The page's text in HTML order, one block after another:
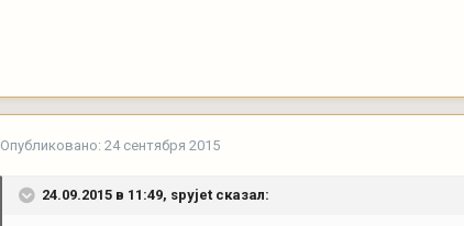
Опубликовано: 24 сентября 2015
24.09.2015 в 11:49, spyjet сказал: